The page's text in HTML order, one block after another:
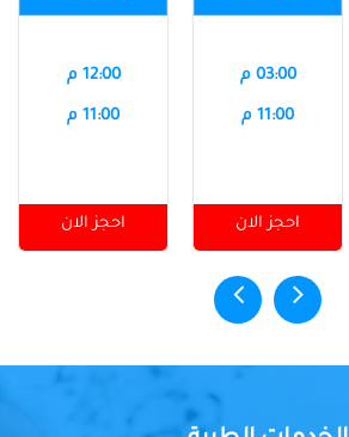
03:00 م
11:00 م
احجز الان
12:00 م
11:00 م
احجز الان